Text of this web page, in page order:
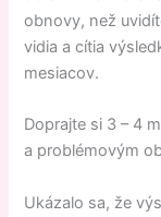
obnovy, než
vidia a cítia
mesiacov.
Doprajte si 3 – 4
a problémovým
Ukázalo sa, že